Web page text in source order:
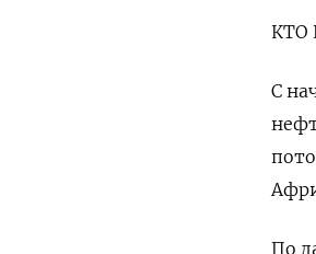
КТО
С
По